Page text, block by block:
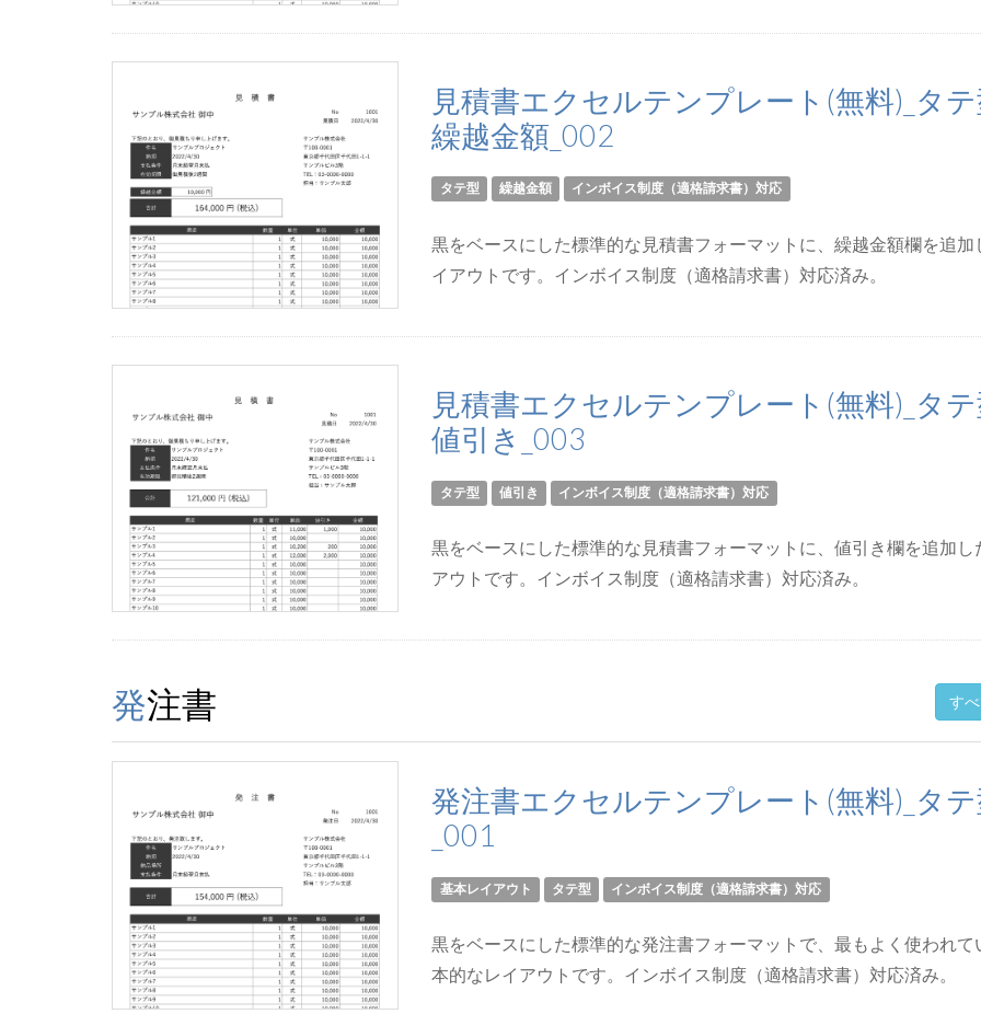
見積書エクセルテンプレート(無料)_タテ
繰越金額_002
タテ型 繰越金額 インボイス制度（適格請求書）対応
黒をベースにした標準的な見積書フォーマットに、繰越金額欄を追加
イアウトです。インボイス制度（適格請求書）対応済み。
見積書エクセルテンプレート(無料)_タテ
値引き_003
タテ型 値引き インボイス制度（適格請求書）対応
黒をベースにした標準的な見積書フォーマットに、値引き欄を追加し
アウトです。インボイス制度（適格請求書）対応済み。
発注書 す
発注書エクセルテンプレート(無料)_タテ
_001
基本レイアウト タテ型 インボイス制度（適格請求書）対応
黒をベースにした標準的な発注書フォーマットで、最もよく使われて
本的なレイアウトです。インボイス制度（適格請求書）対応済み。